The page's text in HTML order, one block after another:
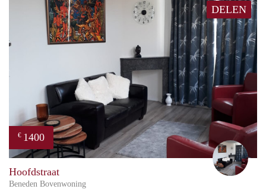
DELEN
€ 1400
Hoofdstraat
Beneden Bovenwoning